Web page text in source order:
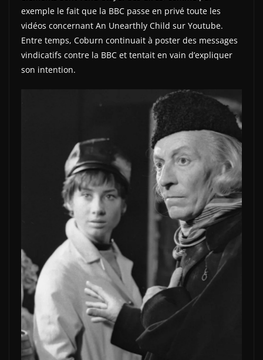
exemple le fait que la BBC passe en privé toute les
vidéos concernant An Unearthly Child sur Youtube.
Entre temps, Coburn continuait à poster des messages
vindicatifs contre la BBC et tentait en vain d’expliquer
son intention.